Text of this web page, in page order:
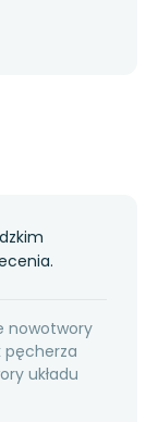
nowotwory
pęcherza
układu